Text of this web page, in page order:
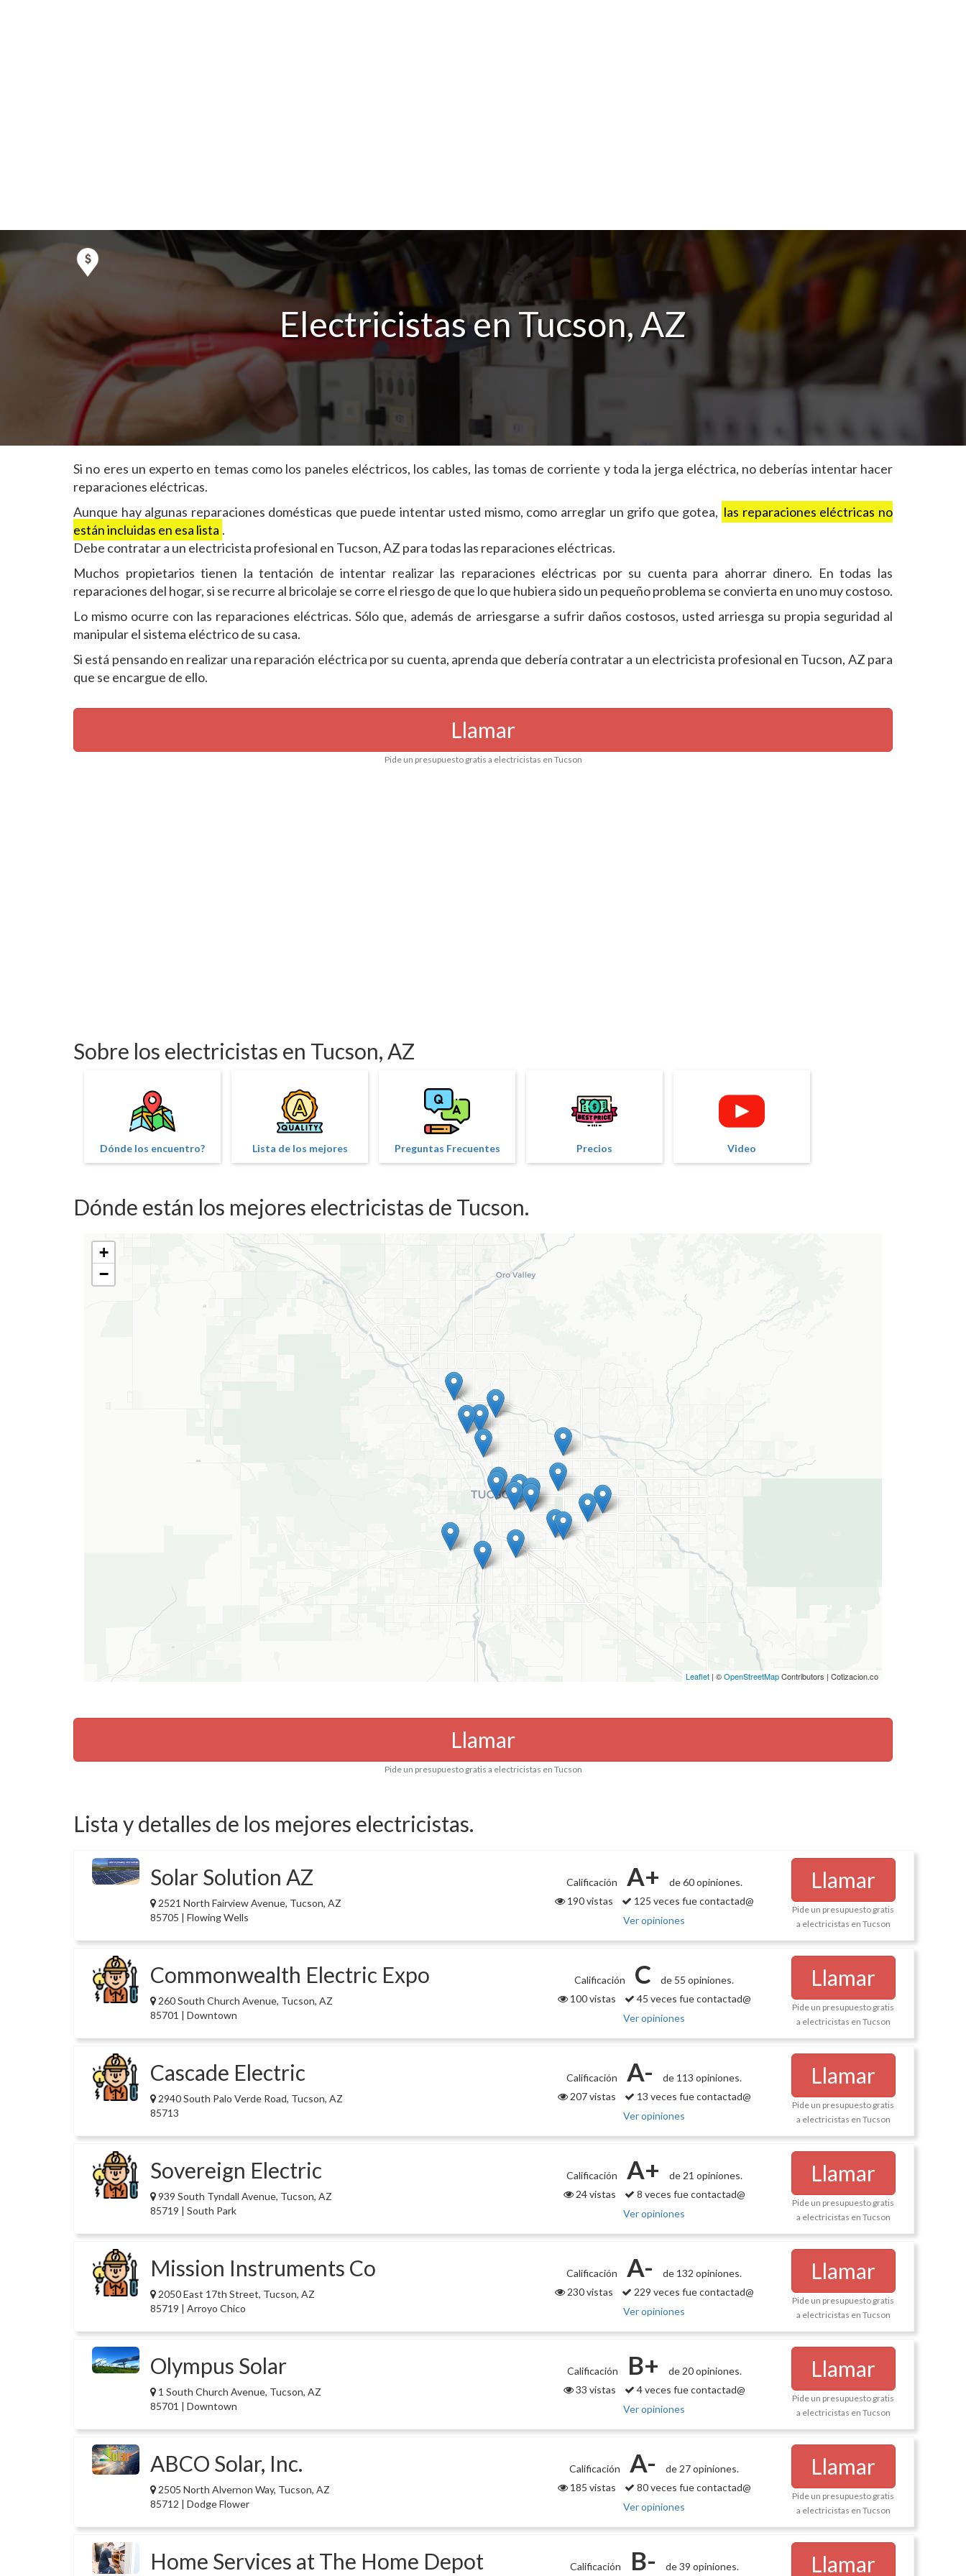
Electricistas en Tucson, AZ
Si no eres un experto en temas como los paneles eléctricos, los cables, las tomas de corriente y toda la jerga eléctrica, no deberías intentar hacer
reparaciones eléctricas.
Aunque hay algunas reparaciones domésticas que puede intentar usted mismo, como arreglar un grifo que gotea, las reparaciones eléctricas no
están incluidas en esa lista .
Debe contratar a un electricista profesional en Tucson, AZ para todas las reparaciones eléctricas.
Muchos propietarios tienen la tentación de intentar realizar las reparaciones eléctricas por su cuenta para ahorrar dinero. En todas las
reparaciones del hogar, si se recurre al bricolaje se corre el riesgo de que lo que hubiera sido un pequeño problema se convierta en uno muy costoso.
Lo mismo ocurre con las reparaciones eléctricas. Sólo que, además de arriesgarse a sufrir daños costosos, usted arriesga su propia seguridad al
manipular el sistema eléctrico de su casa.
Si está pensando en realizar una reparación eléctrica por su cuenta, aprenda que debería contratar a un electricista profesional en Tucson, AZ para
que se encargue de ello.
Llamar
Pide un presupuesto gratis a electricistas en Tucson
Sobre los electricistas en Tucson, AZ
Dónde los encuentro? Lista de los mejores Preguntas Frecuentes Precios Video
Dónde están los mejores electricistas de Tucson.
+
−
Leaflet | ©OpenStreetMapContributors | Cotizacion.co
Llamar
Pide un presupuesto gratis a electricistas en Tucson
Lista y detalles de los mejores electricistas.
Solar Solution AZ
2521 North Fairview Avenue, Tucson, AZ
85705 | Flowing Wells
Calificación A+
de 60 opiniones.
190 vistas
125 veces fue contactad@
Ver opiniones
Llamar
Pide un presupuesto gratis
a electricistas en Tucson
Commonwealth Electric Expo
260 South Church Avenue, Tucson, AZ
85701 | Downtown
Calificación C
de 55 opiniones.
100 vistas
45 veces fue contactad@
Ver opiniones
Llamar
Pide un presupuesto gratis
a electricistas en Tucson
Cascade Electric
2940 South Palo Verde Road, Tucson, AZ
85713
Calificación A-
de 113 opiniones.
207 vistas
13 veces fue contactad@
Ver opiniones
Llamar
Pide un presupuesto gratis
a electricistas en Tucson
Sovereign Electric
939 South Tyndall Avenue, Tucson, AZ
85719 | South Park
Calificación A+
de 21 opiniones.
24 vistas
8 veces fue contactad@
Ver opiniones
Llamar
Pide un presupuesto gratis
a electricistas en Tucson
Mission Instruments Co
2050 East 17th Street, Tucson, AZ
85719 | Arroyo Chico
Calificación A-
de 132 opiniones.
230 vistas
229 veces fue contactad@
Ver opiniones
Llamar
Pide un presupuesto gratis
a electricistas en Tucson
Olympus Solar
1 South Church Avenue, Tucson, AZ
85701 | Downtown
Calificación B+
de 20 opiniones.
33 vistas
4 veces fue contactad@
Ver opiniones
Llamar
Pide un presupuesto gratis
a electricistas en Tucson
ABCO Solar, Inc.
2505 North Alvernon Way, Tucson, AZ
85712 | Dodge Flower
Calificación A-
de 27 opiniones.
185 vistas
80 veces fue contactad@
Ver opiniones
Llamar
Pide un presupuesto gratis
a electricistas en Tucson
Home Services at The Home Depot Calificación B- de 39 opiniones. Llamar